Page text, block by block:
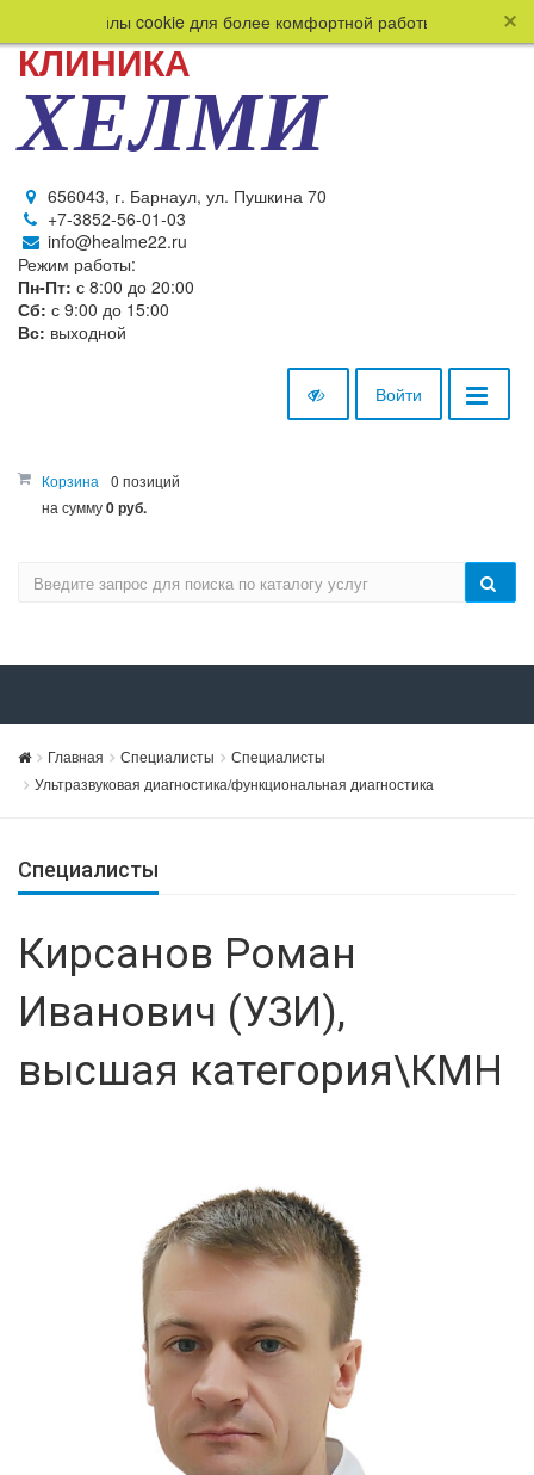
файлы cookie для более комфортной работы
КЛИНИКА
ХЕЛМИ
656043, г. Барнаул, ул. Пушкина 70
+7-3852-56-01-03
info@healme22.ru
Режим работы:
Пн-Пт: с 8:00 до 20:00
Сб: с 9:00 до 15:00
Вс: выходной
Войти
Корзина
0 позиций
на сумму0 руб.
Главная Специалисты
Специалисты
Ультразвуковая диагностика/функциональная диагностика
Специалисты
Кирсанов Роман
Иванович (УЗИ),
высшая категория\КМН